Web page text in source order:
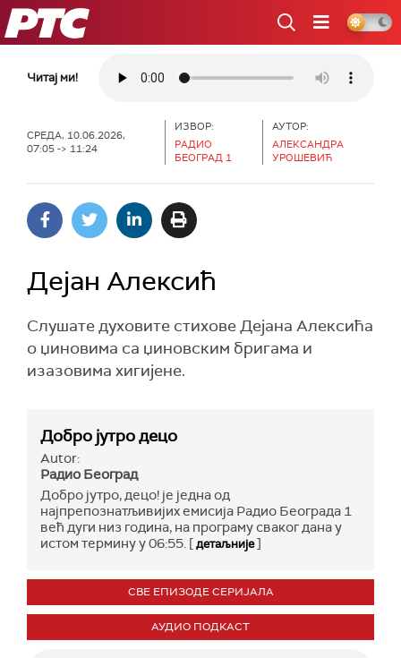
РТС
Читај ми!
СРЕДА, 10.06.2026,
07:05 -> 11:24
ИЗВОР:
РАДИО
БЕОГРАД 1
АУТОР:
АЛЕКСАНДРА
УРОШЕВИЋ
Дејан Алексић
Слушате духовите стихове Дејана Алексића
о џиновима са џиновским бригама и
изазовима хигијене.
Добро јутро децо
Autor:
Радио Београд
Добро јутро, децо! је једна од
најпрепознатљивијих емисија Радио Београда 1
већ дуги низ година, на програму сваког дана у
истом термину у 06:55. [детаљније]
СВЕ ЕПИЗОДЕ СЕРИЈАЛА
АУДИО ПОДКАСТ